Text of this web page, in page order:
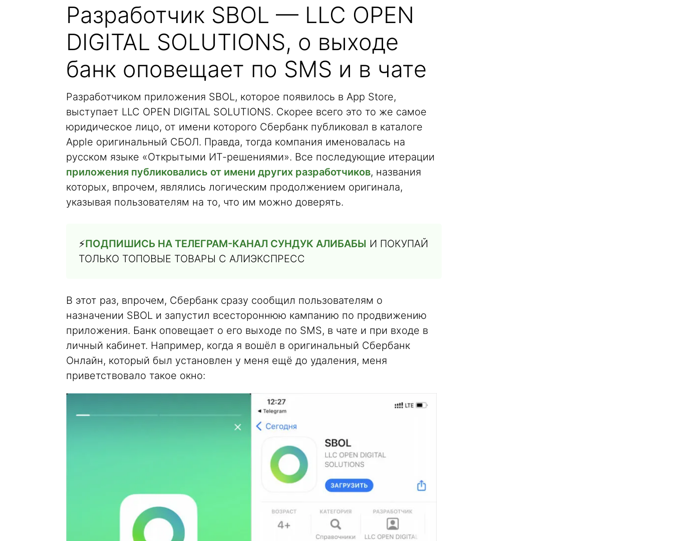
Разработчик SBOL — LLC OPEN
DIGITAL SOLUTIONS, о выходе
банк оповещает по SMS и в чате
Разработчиком приложения SBOL, которое появилось в App Store,
выступает LLC OPEN DIGITAL SOLUTIONS. Скорее всего это то же самое
юридическое лицо, от имени которого Сбербанк публиковал в каталоге
Apple оригинальный СБОЛ. Правда, тогда компания именовалась на
русском языке «Открытыми ИТ-решениями». Все последующие итерации
приложения публиковались от имени других разработчиков, названия
которых, впрочем, являлись логическим продолжением оригинала,
указывая пользователям на то, что им можно доверять.
⚡️ПОДПИШИСЬ НА ТЕЛЕГРАМ-КАНАЛ СУНДУК АЛИБАБЫ И ПОКУПАЙ
ТОЛЬКО ТОПОВЫЕ ТОВАРЫ С АЛИЭКСПРЕСС
В этот раз, впрочем, Сбербанк сразу сообщил пользователям о
назначении SBOL и запустил всестороннюю кампанию по продвижению
приложения. Банк оповещает о его выходе по SMS, в чате и при входе в
личный кабинет. Например, когда я вошёл в оригинальный Сбербанк
Онлайн, который был установлен у меня ещё до удаления, меня
приветствовало такое окно: